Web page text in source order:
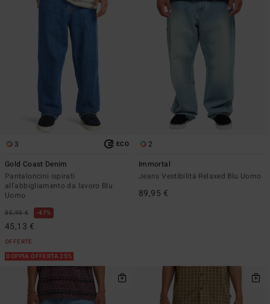
3 ECO
Gold Coast Denim
Pantaloncini ispirati
all'abbigliamento da lavoro Blu
Uomo
85,95 € 47%
45,13 €
OFFERTE
DOPPIA OFFERTA 25%
2
Immortal
Jeans Vestibilità Relaxed Blu Uomo
89,95 €